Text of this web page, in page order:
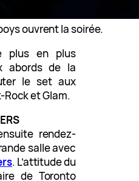
ouvrent la soirée.
plus en plus
abords de la
le set aux
et Glam.
rendez-
salle avec
. L’attitude du
de Toronto